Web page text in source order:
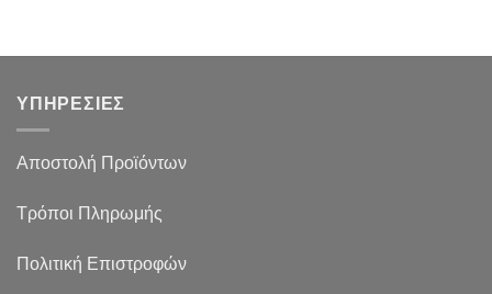
ΥΠΗΡΕΣΙΕΣ
Αποστολή Προϊόντων
Τρόποι Πληρωμής
Πολιτική Επιστροφών